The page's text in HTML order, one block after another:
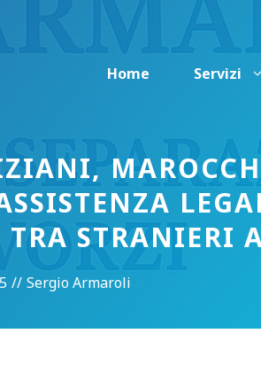
Home
Servizi
STRANIERI
// Sergio Armaroli